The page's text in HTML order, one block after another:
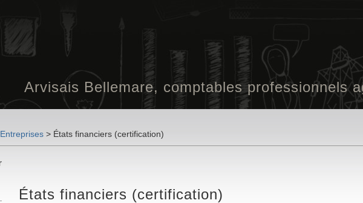
Arvisais Bellemare, comptables professionnels
Entreprises > États financiers (certification)
États financiers (certification)